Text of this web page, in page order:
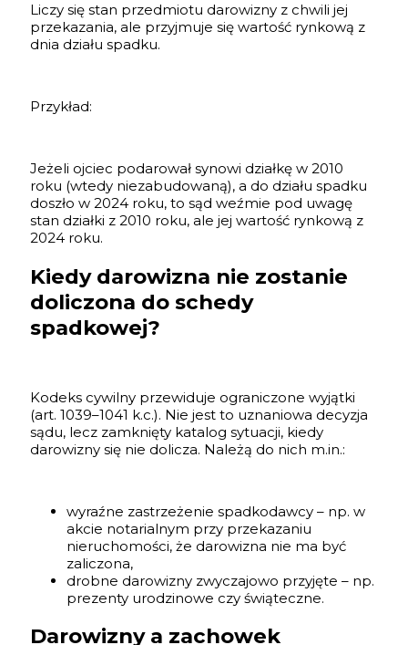
Liczy się stan przedmiotu darowizny z chwili jej
przekazania, ale przyjmuje się wartość rynkową z
dnia działu spadku.
Przykład:
Jeżeli ojciec podarował synowi działkę w 2010
roku (wtedy niezabudowaną), a do działu spadku
doszło w 2024 roku, to sąd weźmie pod uwagę
stan działki z 2010 roku, ale jej wartość rynkową z
2024 roku.
Kiedy darowizna nie zostanie
doliczona do schedy
spadkowej?
Kodeks cywilny przewiduje ograniczone wyjątki
(art. 1039–1041 k.c.). Nie jest to uznaniowa decyzja
sądu, lecz zamknięty katalog sytuacji, kiedy
darowizny się nie dolicza. Należą do nich m.in.:
wyraźne zastrzeżenie spadkodawcy – np. w
akcie notarialnym przy przekazaniu
nieruchomości, że darowizna nie ma być
zaliczona,
drobne darowizny zwyczajowo przyjęte – np.
prezenty urodzinowe czy świąteczne.
Darowizny a zachowek